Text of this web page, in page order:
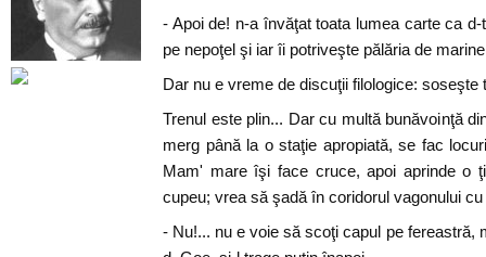
- Apoi de! n-a învăţat toata lumea carte ca
pe nepoţel şi iar îi potriveşte pălăria de
Dar nu e vreme de discuţii filologice: soseşte
Trenul este plin... Dar cu multă bunăvoinţă
merg până la o staţie apropiată, se fac
Mam' mare îşi face cruce, apoi aprinde o
cupeu; vrea să şadă în coridorul vagonului cu
- Nu!... nu e voie să scoţi capul pe fereastră,